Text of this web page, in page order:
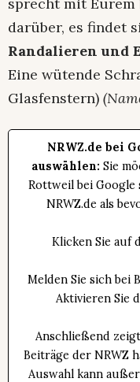
darüber, es findet
Randalieren und
Eine wütende
Glasfenstern)
NRWZ.de bei
auswählen: Sie
Rottweil bei Google
NRWZ.de als
Klicken Sie auf
Melden Sie sich bei
Aktivieren Sie
Anschließend
Beiträge der NRWZ
Auswahl kann